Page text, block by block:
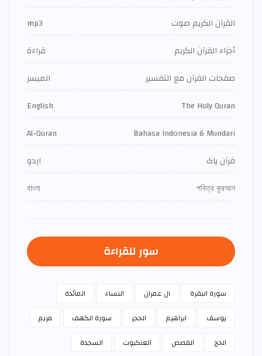
القرآن الكريم صوت
mp3
أجزاء القرآن الكريم
قراءة
صفحات القرآن مع التفسير
الميسر
The Holy Quran
English
Bahasa Indonesia & Mundari
Al-Quran
قرآن پاک
اردو
পবিত্র কুরআন
বাংলা
سور للقراءة
سورة البقرة آل عمران النساء
المائدة
يوسف
ابراهيم الحجر سورة الكهف
مريم
الحج
القصص العنكبوت
السجدة